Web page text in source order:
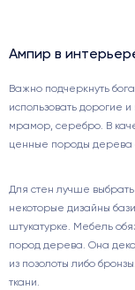
Ампир в
Важно подчеркнуть
использовать дорогие
мрамор, серебро. В
ценные породы дерева
Для стен лучше
некоторые дизайны
штукатурке. Мебель
пород дерева. Она
из позолоты либо
ткани.